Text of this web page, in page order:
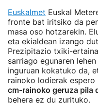
Euskalmet Euskal
fronte bat iritsiko da
masa oso hotzarekin.
eta ekialdean izango
Prezipitazio txiki-
sarriago egunaren
inguruan kokatuko da,
rainoko lodierak espero
cm-rainoko geruza pila
behera ez du zurituko.